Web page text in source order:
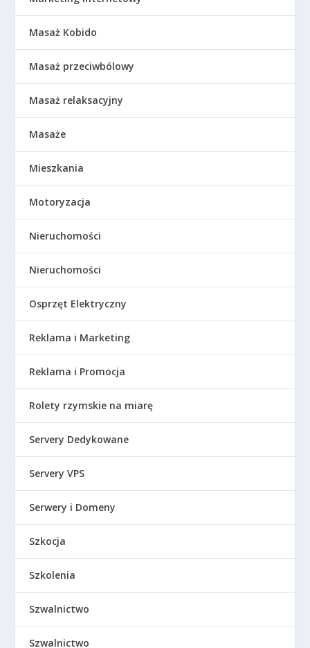
Masaż Kobido
Masaż przeciwbólowy
Masaż relaksacyjny
Masaże
Mieszkania
Motoryzacja
Nieruchomości
Nieruchomości
Osprzęt Elektryczny
Reklama i Marketing
Reklama i Promocja
Rolety rzymskie na miarę
Servery Dedykowane
Servery VPS
Serwery i Domeny
Szkocja
Szkolenia
Szwalnictwo
Szwalnictwo